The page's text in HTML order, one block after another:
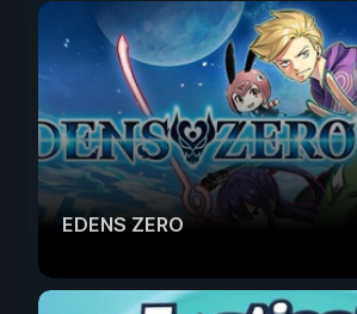
EDENS ZERO